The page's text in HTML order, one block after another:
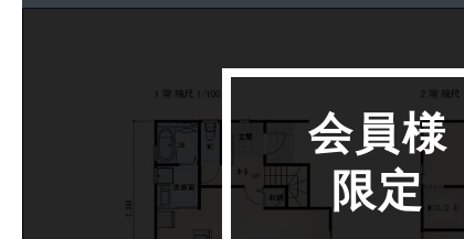
会員様
限定